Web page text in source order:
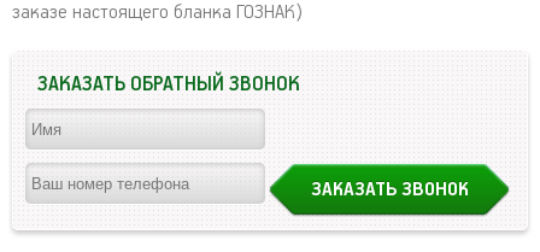
заказе настоящего бланка ГОЗНАК)
ЗАКАЗАТЬ ОБРАТНЫЙ ЗВОНОК